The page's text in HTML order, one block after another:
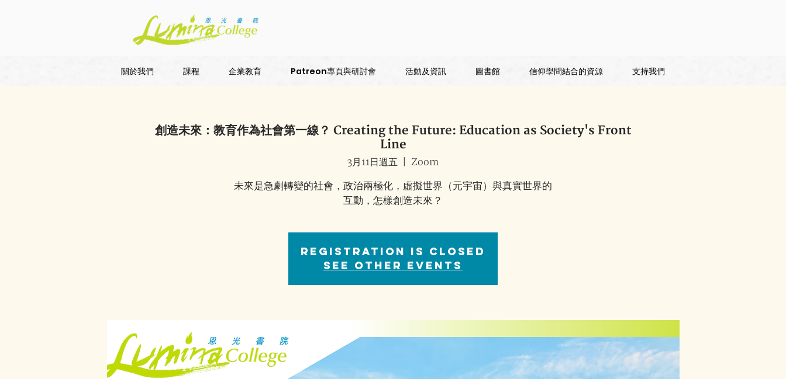
關於我們 課程 企業教育 Patreon專頁與研討會 活動及資訊 圖書館 信仰學問結合的資源 支持我們
創造未來：教育作為社會第一線？ Creating the Future: Education as Society's Front
Line
3月11日週五 Zoom
未來是急劇轉變的社會，政治兩極化，虛擬世界（元宇宙）與真實世界的
互動，怎樣創造未來？
Registration is Closed
See other events